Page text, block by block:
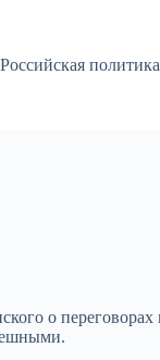
Российская политика
о